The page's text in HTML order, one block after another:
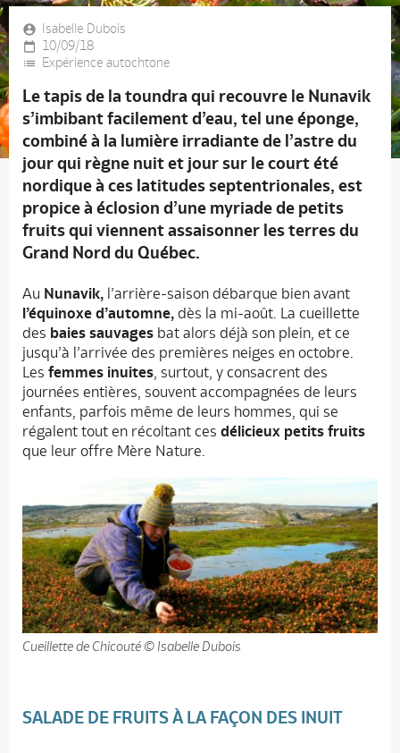
Isabelle Dubois
10/09/18
Expérience autochtone
Le tapis de la toundra qui recouvre le Nunavik
s’imbibant facilement d’eau, tel une éponge,
combiné à la lumière irradiante de l’astre du
jour qui règne nuit et jour sur le court été
nordique à ces latitudes septentrionales, est
propice à éclosion d’une myriade de petits
fruits qui viennent assaisonner les terres du
Grand Nord du Québec.
Au Nunavik, l’arrière-saison débarque bien avant
l’équinoxe d’automne, dès la mi-août. La cueillette
des baies sauvages bat alors déjà son plein, et ce
jusqu’à l’arrivée des premières neiges en octobre.
Les femmes inuites, surtout, y consacrent des
journées entières, souvent accompagnées de leurs
enfants, parfois même de leurs hommes, qui se
régalent tout en récoltant ces délicieux petits fruits
que leur offre Mère Nature.
Cueillette de Chicouté © Isabelle Dubois
SALADE DE FRUITS À LA FAÇON DES INUIT